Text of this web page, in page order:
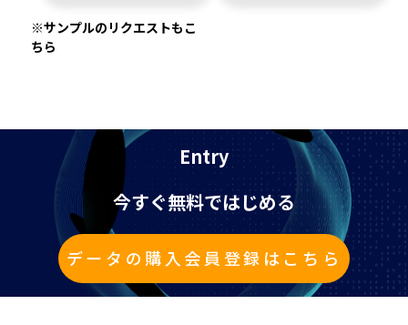
※サンプルのリクエストもこ
ちら
Entry
今すぐ無料ではじめる
データの購入会員登録はこちら